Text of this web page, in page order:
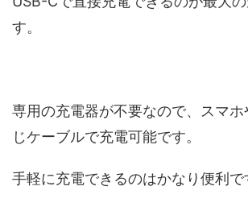
す。
専用の充電器が不要なので、スマホ
じケーブルで充電可能です。
手軽に充電できるのはかなり便利で